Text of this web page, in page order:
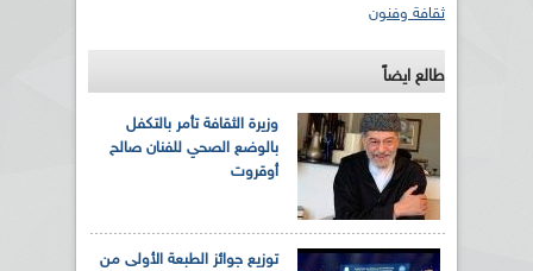
ثقافة وفنون
طالع ايضاً
وزيرة الثقافة تأمر بالتكفل
بالوضع الصحي للفنان صالح
أوقروت
توزيع جوائز الطبعة الأولى من